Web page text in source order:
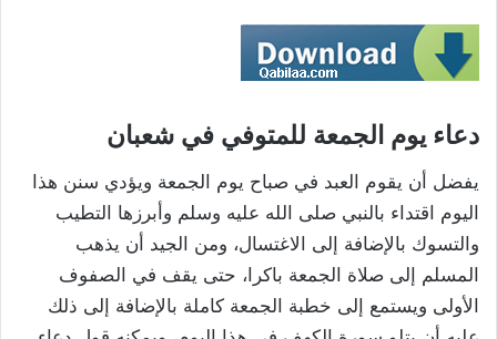
دعاء يوم الجمعة للمتوفي في شعبان
يفضل أن يقوم العبد في صباح يوم الجمعة ويؤدي سنن هذا
اليوم اقتداء بالنبي صلى الله عليه وسلم وأبرزها التطيب
والتسوك بالإضافة إلى الاغتسال، ومن الجيد أن يذهب
المسلم إلى صلاة الجمعة باكرا، حتى يقف في الصفوف
الأولى ويستمع إلى خطبة الجمعة كاملة بالإضافة إلى ذلك